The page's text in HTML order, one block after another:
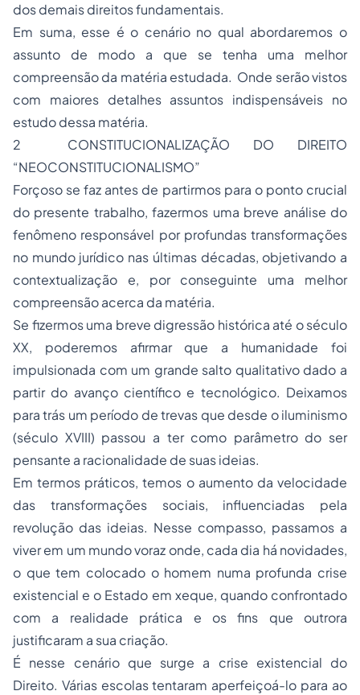
dos demais direitos fundamentais.
Em suma, esse é o cenário no qual abordaremos o
assunto de modo a que se tenha uma melhor
compreensão da matéria estudada. Onde serão vistos
com maiores detalhes assuntos indispensáveis no
estudo dessa matéria.
2 CONSTITUCIONALIZAÇÃO DO DIREITO
“NEOCONSTITUCIONALISMO”
Forçoso se faz antes de partirmos para o ponto crucial
do presente trabalho, fazermos uma breve análise do
fenômeno responsável por profundas transformações
no mundo jurídico nas últimas décadas, objetivando a
contextualização e, por conseguinte uma melhor
compreensão acerca da matéria.
Se fizermos uma breve digressão histórica até o século
XX, poderemos afirmar que a humanidade foi
impulsionada com um grande salto qualitativo dado a
partir do avanço científico e tecnológico. Deixamos
para trás um período de trevas que desde o iluminismo
(século XVIII) passou a ter como parâmetro do ser
pensante a racionalidade de suas ideias.
Em termos práticos, temos o aumento da velocidade
das transformações sociais, influenciadas pela
revolução das ideias. Nesse compasso, passamos a
viver em um mundo voraz onde, cada dia há novidades,
o que tem colocado o homem numa profunda crise
existencial e o Estado em xeque, quando confrontado
com a realidade prática e os fins que outrora
justificaram a sua criação.
É nesse cenário que surge a crise existencial do
Direito. Várias escolas tentaram aperfeiçoá-lo para ao